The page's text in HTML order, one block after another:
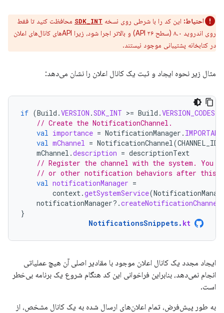
احتیاط: این کد را با شرطی روی نسخه SDK_INT محافظت کنید تا فقط
روی اندروید ۸.۰ (سطح API ۲۶) و بالاتر اجرا شود، زیرا APIهای کانال‌های اعلان
در کتابخانه پشتیبانی موجود نیستند.
مثال زیر نحوه ایجاد و ثبت یک کانال اعلان را نشان می‌دهد:
if (Build .VERSION .SDK_INT >= Build .VERSION_CODES
// Create the NotificationChannel.
val importance = NotificationManager .
val mChannel = NotificationChannel(CHANNEL_ID
mChannel .description = descriptionText
// Register the channel with the system. You
// or other notification behaviors after this.
val notificationManager =
context.getSystemService(
notificationManager?.createNotificationChannel
}
NotificationsSnippets. kt
ایجاد مجدد یک کانال اعلان موجود با مقادیر اصلی آن هیچ عملیاتی
انجام نمی‌دهد، بنابراین فراخوانی این کد هنگام شروع یک برنامه بی‌خطر
است.
به طور پیش‌فرض، تمام اعلان‌های ارسال شده به یک کانال مشخص، از